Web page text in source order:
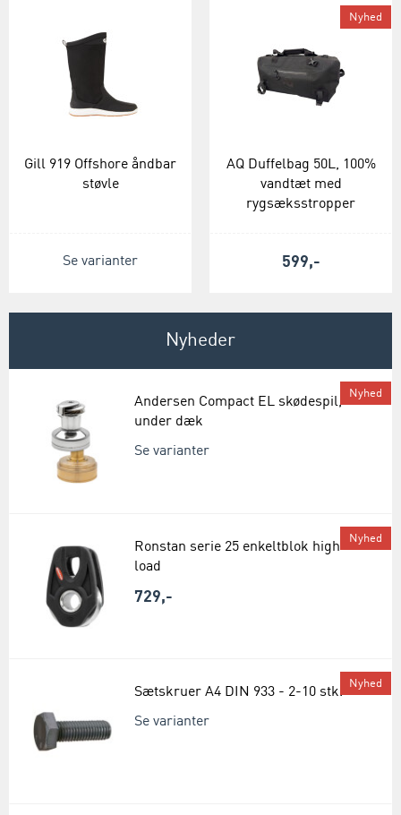
Gill 919 Offshore åndbar
støvle
Se varianter
Nyhed
AQ Duffelbag 50L, 100%
vandtæt med
rygsæksstropper
599,-
Nyheder
Nyhed
Andersen Compact EL skødespil,
under dæk
Se varianter
Nyhed
Ronstan serie 25 enkeltblok high
load
729,-
Nyhed
Sætskruer A4 DIN 933 - 2-10 stk.
Se varianter